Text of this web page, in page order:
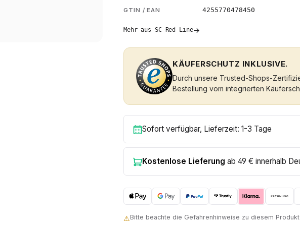
GTIN / EAN 4255770478450
Mehr aus SC Red Line→
KÄUFERSCHUTZ INKLUSIVE.
Durch unsere Trusted-Shops-
Bestellung vom integrierten
Sofort verfügbar, Lieferzeit: 1-3 Tage
Kostenlose Lieferung ab 49 € innerhalb
⚠Bitte beachte die Gefahrenhinweise zu diesem